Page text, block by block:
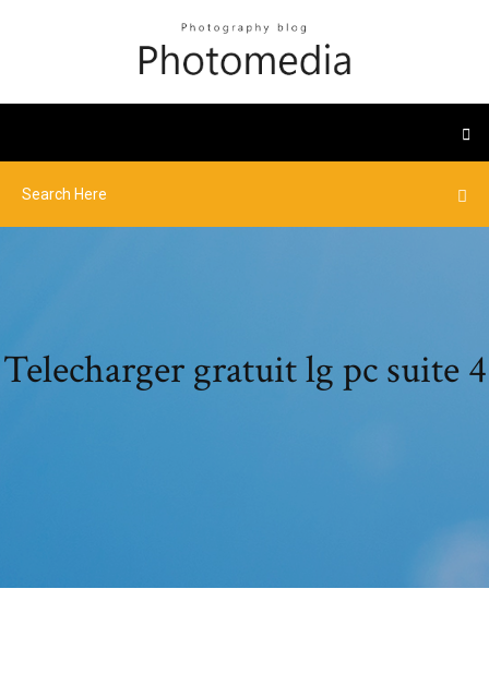
Telecharger gratuit lg pc suite 4